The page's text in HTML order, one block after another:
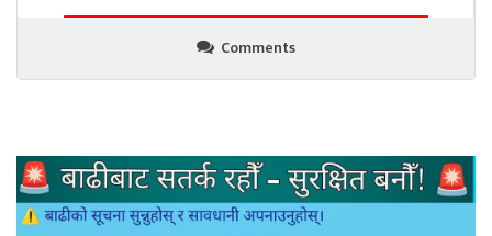
Comments